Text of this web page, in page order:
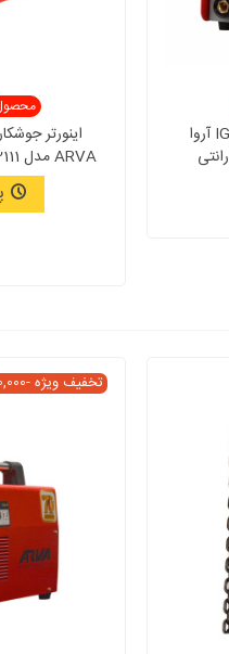
اینورتر جوشکاری 215 آمپر IGBT آروا
ARVA مدل 2111 سه برد با 70 ماه گارانتی
تخفیف ویژه-900,000 تومان